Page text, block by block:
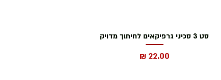
סט 3 סכיני גרפיקאים לחיתוך מדויק
מחיר